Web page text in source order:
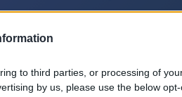
to third parties, or processing of
by us, please use the below
- Rache um jeden Preis -